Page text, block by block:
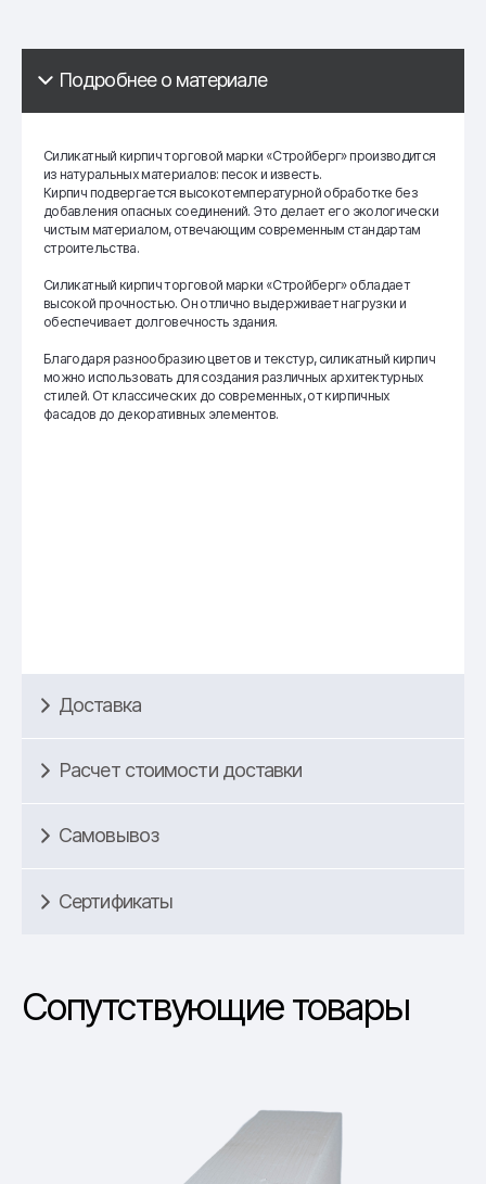
Подробнее о материале
Силикатный кирпич торговой марки «Стройберг» производится
из натуральных материалов: песок и известь.
Кирпич подвергается высокотемпературной обработке без
добавления опасных соединений. Это делает его экологически
чистым материалом, отвечающим современным стандартам
строительства.
Силикатный кирпич торговой марки «Стройберг» обладает
высокой прочностью. Он отлично выдерживает нагрузки и
обеспечивает долговечность здания.
Благодаря разнообразию цветов и текстур, силикатный кирпич
можно использовать для создания различных архитектурных
стилей. От классических до современных, от кирпичных
фасадов до декоративных элементов.
Доставка
Расчет стоимости доставки
Самовывоз
Сертификаты
Сопутствующие товары